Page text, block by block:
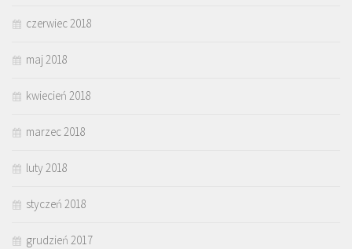
czerwiec 2018
maj 2018
kwiecień 2018
marzec 2018
luty 2018
styczeń 2018
grudzień 2017